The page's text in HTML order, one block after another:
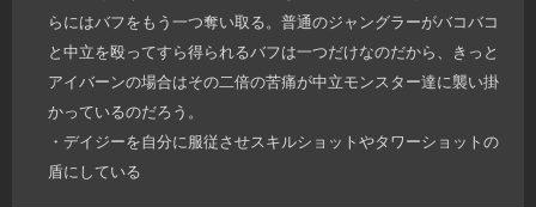
らにはバフをもう一つ奪い取る。普通のジャングラーがバコバコ
と中立を殴ってすら得られるバフは一つだけなのだから、きっと
アイバーンの場合はその二倍の苦痛が中立モンスター達に襲い掛
かっているのだろう。
・デイジーを自分に服従させスキルショットやタワーショットの
盾にしている